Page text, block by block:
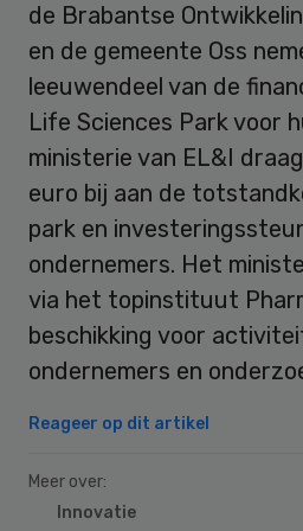
de Brabantse
en de gemeente Oss
leeuwendeel van de
Life Sciences Park voor
ministerie van EL&I
euro bij aan de
park en
ondernemers. Het
via het topinstituut
beschikking voor
ondernemers en
Reageer op dit artikel
Meer over:
Innovatie